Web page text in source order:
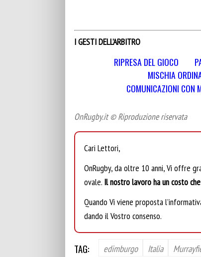
I GESTI DELL’ARBITRO
RIPRESA DEL GIOCO
MISCHIA
COMUNICAZIONI CON
OnRugby.it © Riproduzione riservata
Cari Lettori,
OnRugby, da oltre 10 anni, Vi offre
ovale. Il nostro lavoro ha un costo
Quando Vi viene proposta
dando il Vostro consenso.
TAG: edimburgo Italia